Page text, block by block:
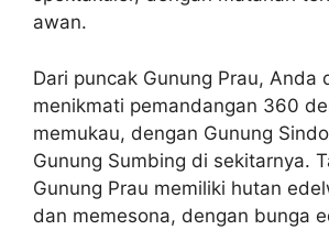
awan.
Dari puncak Gunung Prau, Anda
menikmati pemandangan 360
memukau, dengan Gunung
Gunung Sumbing di sekitarnya.
Gunung Prau memiliki hutan
dan memesona, dengan bunga